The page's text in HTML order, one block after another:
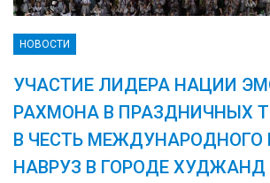
НОВОСТИ
УЧАСТИЕ ЛИДЕРА НАЦИИ
РАХМОНА В ПРАЗДНИЧНЫХ
В ЧЕСТЬ МЕЖДУНАРОДНОГО
НАВРУЗ В ГОРОДЕ ХУДЖАНД